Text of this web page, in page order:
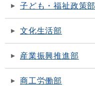
子ども・福祉政策部
文化生活部
産業振興推進部
商工労働部